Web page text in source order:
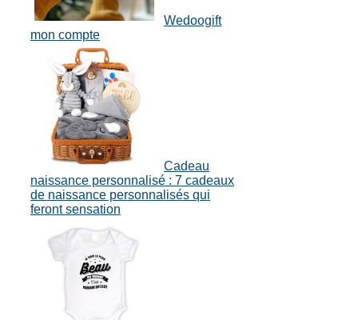
Wedoogift
mon compte
Cadeau
naissance personnalisé : 7 cadeaux
de naissance personnalisés qui
feront sensation